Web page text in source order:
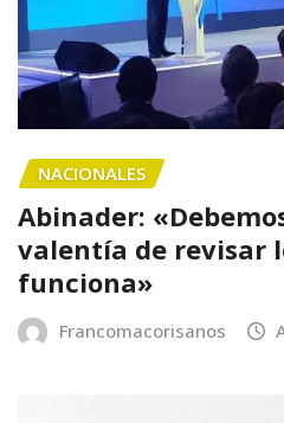
NACIONALES
Abinader:
valentía de revisar
funciona»
Francomacorisanos